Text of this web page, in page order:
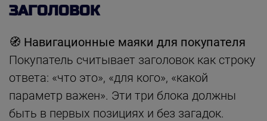
ЗАГОЛОВОК
🧭 Навигационные маяки для покупателя
Покупатель считывает заголовок как строку
ответа: «что это», «для кого», «какой
параметр важен». Эти три блока должны
быть в первых позициях и без загадок.